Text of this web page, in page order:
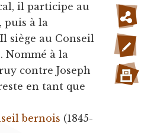
il participe au
puis à la
siège au Conseil
Nommé à la
contre Joseph
en tant que
bernois (1845-